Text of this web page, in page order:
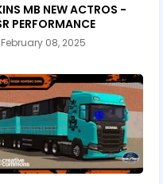
MB NEW ACTROS -
PERFORMANCE
February 08, 2025